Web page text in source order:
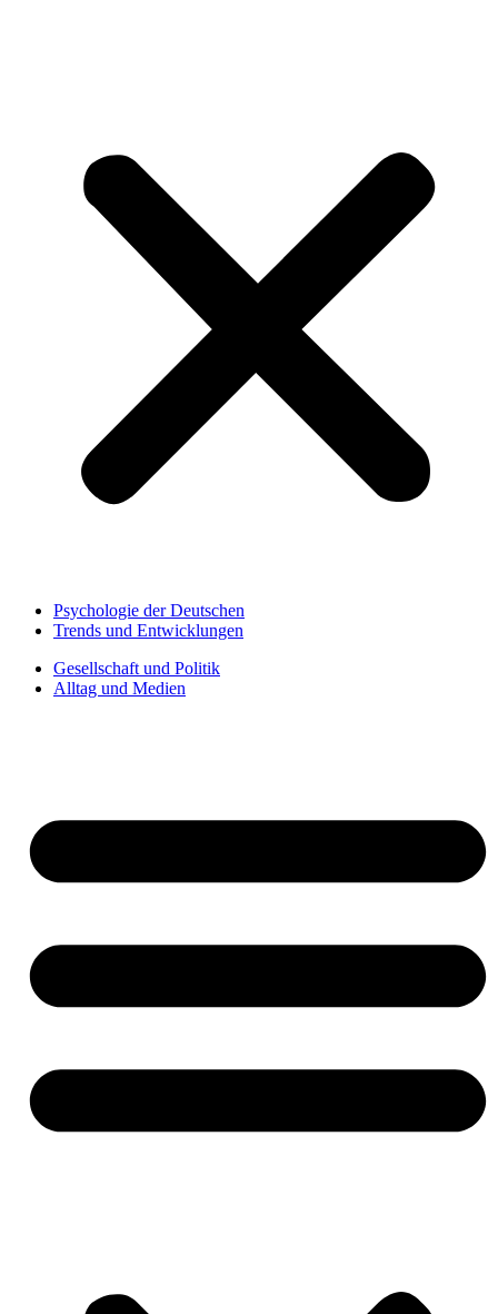
Psychologie der Deutschen
Trends und Entwicklungen
Gesellschaft und Politik
Alltag und Medien